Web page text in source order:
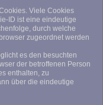
Viele Cookies
ID ist eine eindeutige
durch welche
zugeordnet werden
es den besuchten
der betroffenen Person
enthalten, zu
über die eindeutige